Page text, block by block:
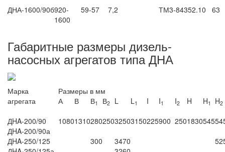
ДНА-1600/90б920-
1600
59-57 7,2 ТМ3-84352.10 63
Габаритные размеры дизель-
насосных агрегатов типа ДНА
Марка
агрегата
Размеры в мм
А
В В1 В2 L L1 I I1 I2 H H1 H2
ДHA-200/90 1080131028025032503150225900 2501830545
ДHA-200/90а
ДHA-250/125
300 3470